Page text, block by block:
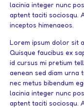
lacinia integer nunc
aptent taciti sociosqu.
inceptos himenaeos.
Lorem ipsum dolor sit
Quisque faucibus ex
id cursus mi pretium
aenean sed diam urna
nec metus bibendum
lacinia integer nunc
aptent taciti sociosqu.